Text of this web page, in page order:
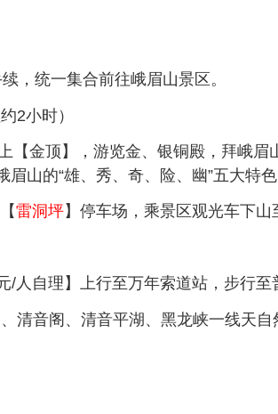
，统一集合前往峨眉山景区。
2小时）
【金顶】，游览金、银铜殿，拜峨眉
山的“雄、秀、奇、险、幽”五大特色
雷洞坪】停车场，乘景区观光车下山
人自理】上行至万年索道站，步行至
音阁、清音平湖、黑龙峡一线天自